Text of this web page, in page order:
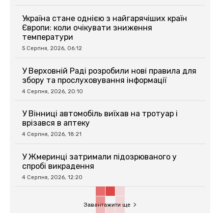
Україна стане однією з найгарячіших країн
Європи: коли очікувати зниження
температури
5 Серпня, 2026, 06:12
У Верховній Раді розробили нові правила для
збору та прослуховування інформації
4 Серпня, 2026, 20:10
У Вінниці автомобіль виїхав на тротуар і
врізався в аптеку
4 Серпня, 2026, 18:21
У Жмеринці затримали підозрюваного у
спробі викрадення
4 Серпня, 2026, 12:20
Завантажити ще